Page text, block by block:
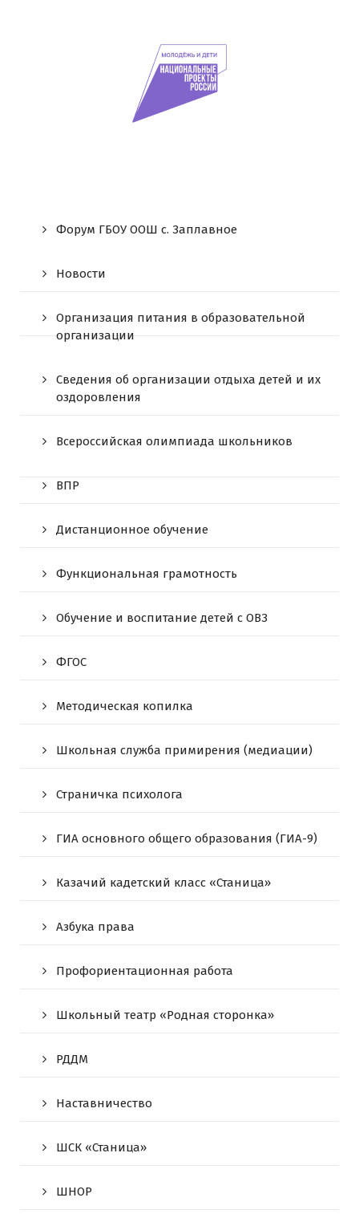
Форум ГБОУ ООШ c. Заплавное
Новости
Организация питания в образовательной
организации
Сведения об организации отдыха детей и их
оздоровления
Всероссийская олимпиада школьников
ВПР
Дистанционное обучение
Функциональная грамотность
Обучение и воспитание детей с ОВЗ
ФГОС
Методическая копилка
Школьная служба примирения (медиации)
Страничка психолога
ГИА основного общего образования (ГИА-9)
Казачий кадетский класс «Станица»
Азбука права
Профориентационная работа
Школьный театр «Родная сторонка»
РДДМ
Наставничество
ШСК «Станица»
ШНОР